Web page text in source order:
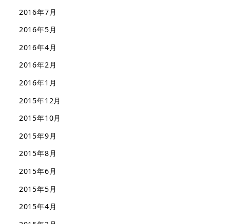
2016年7月
2016年5月
2016年4月
2016年2月
2016年1月
2015年12月
2015年10月
2015年9月
2015年8月
2015年6月
2015年5月
2015年4月